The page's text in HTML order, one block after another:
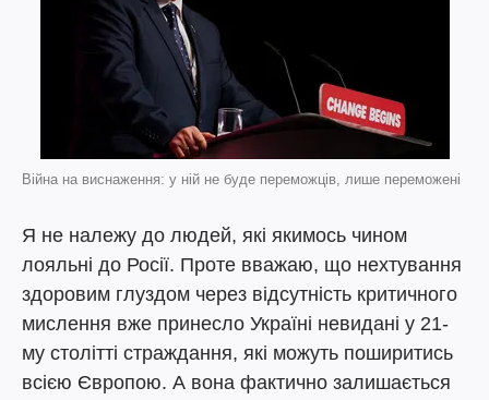
Війна на виснаження: у ній не буде переможців, лише переможені
Я не належу до людей, які якимось чином
лояльні до Росії. Проте вважаю, що нехтування
здоровим глуздом через відсутність критичного
мислення вже принесло Україні невидані у 21-
му столітті страждання, які можуть поширитись
всією Європою. А вона фактично залишається